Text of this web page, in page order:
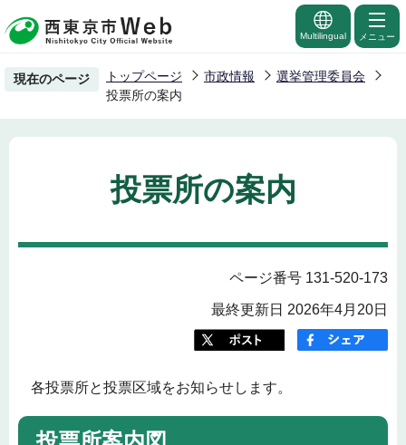
の
ー
Multilingual メニュー
現在のページ トップページ 市政情報
選挙管理委員会
投票所の案内
投票所の案内
ページ番号 131-520-173
最終更新日 2026年4月20日
各投票所と投票区域をお知らせします。